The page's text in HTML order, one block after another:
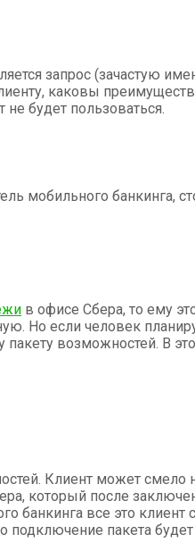
запрос (зачастую
каковы
будет пользоваться.
мобильного банкинга,
в офисе Сбера, то ему
Но если человек
возможностей. В
Клиент может смело
который после
банкинга все это клиент
подключение пакета